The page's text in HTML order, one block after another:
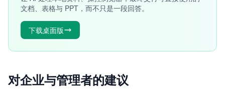
文档、表格与 PPT，而不只是一段回答。
下载桌面版
对企业与管理者的建议